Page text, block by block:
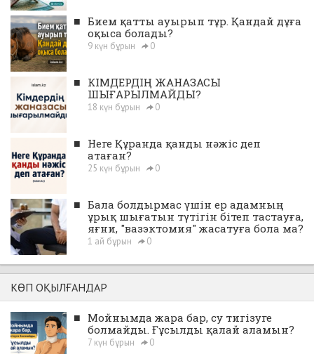
■ Бием қатты ауырып тұр. Қандай дұға
оқыса болады?
9 күн бұрын 0
■ КІМДЕРДІҢ ЖАНАЗАСЫ
ШЫҒАРЫЛМАЙДЫ?
18 күн бұрын 0
■ Неге Құранда қанды нәжіс деп
атаған?
25 күн бұрын 0
■ Бала болдырмас үшін ер адамның
ұрық шығатын түтігін бітеп тастауға,
яғни, "вазэктомия" жасатуға бола ма?
1 ай бұрын 0
КӨП ОҚЫЛҒАНДАР
■ Мойнымда жара бар, су тигізуге
болмайды. Ғұсылды қалай аламын?
7 күн бұрын 0